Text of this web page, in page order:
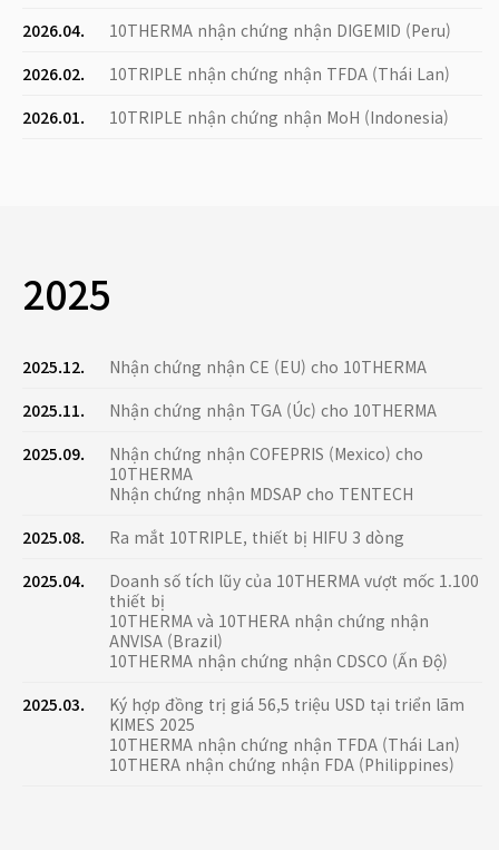
2026.04.
10THERMA nhận chứng nhận DIGEMID (Peru)
2026.02.
10TRIPLE nhận chứng nhận TFDA (Thái Lan)
2026.01.
10TRIPLE nhận chứng nhận MoH (Indonesia)
2025
2025.12.
Nhận chứng nhận CE (EU) cho 10THERMA
2025.11.
Nhận chứng nhận TGA (Úc) cho 10THERMA
2025.09.
Nhận chứng nhận COFEPRIS (Mexico) cho
10THERMA
Nhận chứng nhận MDSAP cho TENTECH
2025.08.
Ra mắt 10TRIPLE, thiết bị HIFU 3 dòng
2025.04.
Doanh số tích lũy của 10THERMA vượt mốc 1.100
thiết bị
10THERMA và 10THERA nhận chứng nhận
ANVISA (Brazil)
10THERMA nhận chứng nhận CDSCO (Ấn Độ)
2025.03.
Ký hợp đồng trị giá 56,5 triệu USD tại triển lãm
KIMES 2025
10THERMA nhận chứng nhận TFDA (Thái Lan)
10THERA nhận chứng nhận FDA (Philippines)